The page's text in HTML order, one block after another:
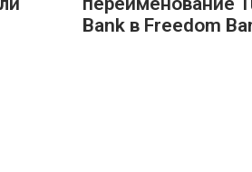
Bank в Freedom